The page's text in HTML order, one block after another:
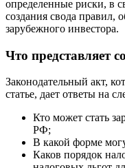
определенные риски, в
создания свода правил,
зарубежного инвестора.
Что представляет
Законодательный акт,
статье, дает ответы на
Кто может стать
РФ;
В какой форме
Каков порядок